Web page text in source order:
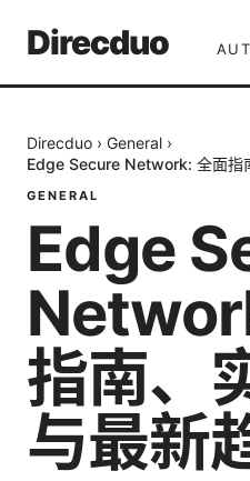
Direcduo
Direcduo › General ›
Edge Secure Network: 全面指
GENERAL
Edge
指南、
与最新